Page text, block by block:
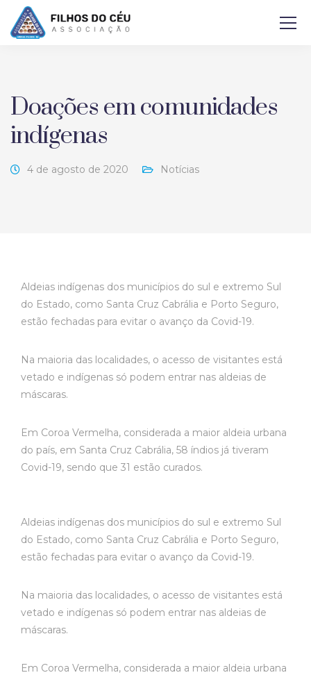
Doações em comunidades
indígenas
4 de agosto de 2020 Notícias
Aldeias indígenas dos municípios do sul e extremo Sul
do Estado, como Santa Cruz Cabrália e Porto Seguro,
estão fechadas para evitar o avanço da Covid-19.
Na maioria das localidades, o acesso de visitantes está
vetado e indígenas só podem entrar nas aldeias de
máscaras.
Em Coroa Vermelha, considerada a maior aldeia urbana
do país, em Santa Cruz Cabrália, 58 índios já tiveram
Covid-19, sendo que 31 estão curados.
Aldeias indígenas dos municípios do sul e extremo Sul
do Estado, como Santa Cruz Cabrália e Porto Seguro,
estão fechadas para evitar o avanço da Covid-19.
Na maioria das localidades, o acesso de visitantes está
vetado e indígenas só podem entrar nas aldeias de
máscaras.
Em Coroa Vermelha, considerada a maior aldeia urbana